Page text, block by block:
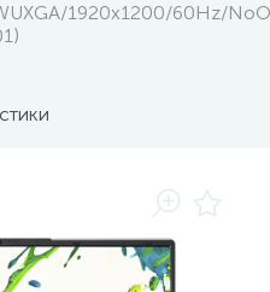
1920x1200/60Hz/